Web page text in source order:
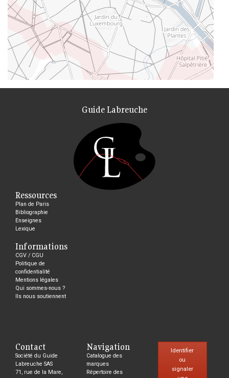
Guide Labreuche
Ressources
Plan de Paris
Bibliographie
Enseignes
Lexique
Informations
CGV / CGU
Politique de
confidentialité
Mentions légales
Qui sommes-nous ?
Ils nous soutiennent
Contact
Société du Guide
Labreuche SAS
71, rue de la Mare,
Navigation
Catalogue des
marques
Répertoire des
Identifier
ou
signaler